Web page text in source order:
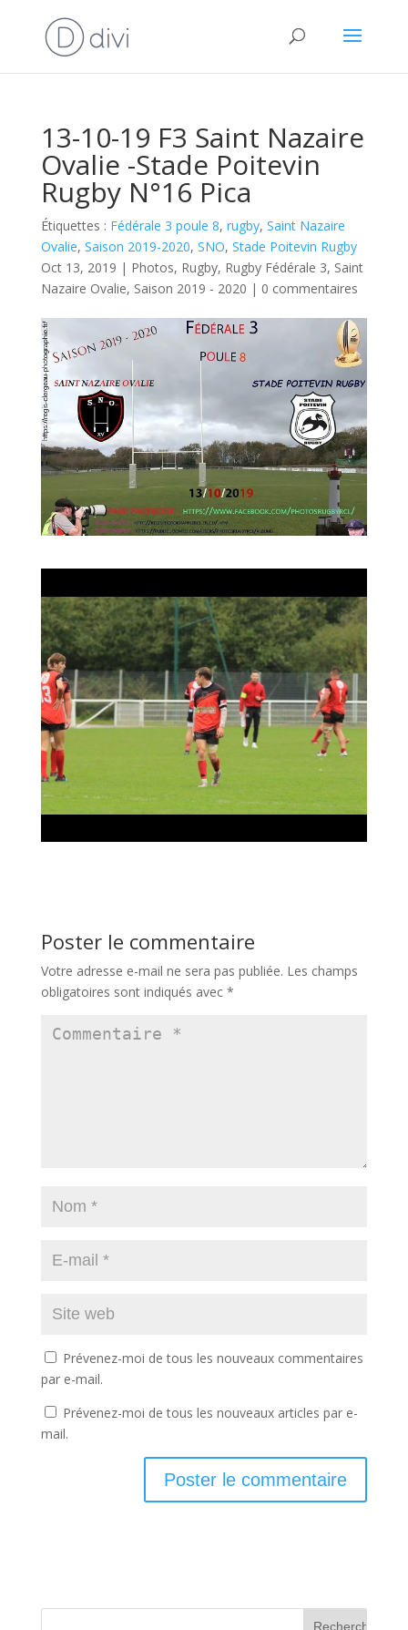
13-10-19 F3 Saint Nazaire
Ovalie -Stade Poitevin
Rugby N°16 Pica
Étiquettes : Fédérale 3 poule 8, rugby, Saint Nazaire
Ovalie, Saison 2019-2020, SNO, Stade Poitevin Rugby
Oct 13, 2019 | Photos, Rugby, Rugby Fédérale 3, Saint
Nazaire Ovalie, Saison 2019 - 2020 | 0 commentaires
Poster le commentaire
Votre adresse e-mail ne sera pas publiée. Les champs
obligatoires sont indiqués avec *
Prévenez-moi de tous les nouveaux commentaires
par e-mail.
Prévenez-moi de tous les nouveaux articles par e-
mail.